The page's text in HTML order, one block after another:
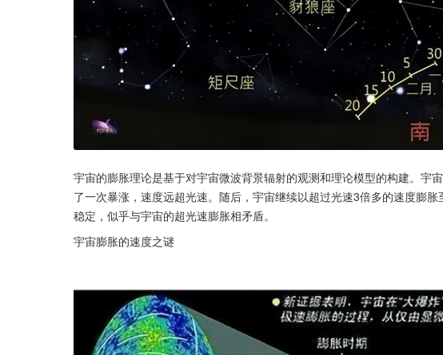
宇宙的膨胀理论是基于对宇宙微波背景辐射的观测和理论模型的构建。宇
了一次暴涨，速度远超光速。随后，宇宙继续以超过光速3倍多的速度膨
稳定，似乎与宇宙的超光速膨胀相矛盾。
宇宙膨胀的速度之谜